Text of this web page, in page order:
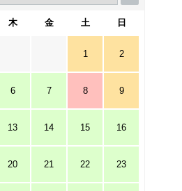
木 金 土 日
1 2
6 7 8 9
13 14 15 16
20 21 22 23